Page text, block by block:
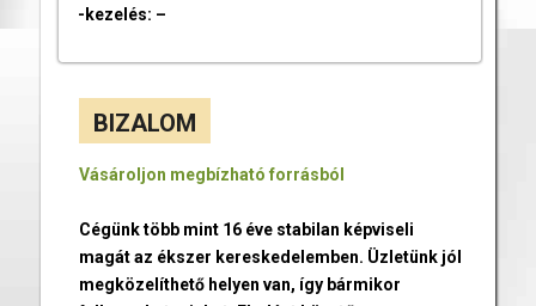
-kezelés: –
BIZALOM
Vásároljon megbízható forrásból
Cégünk több mint 16 éve stabilan képviseli
magát az ékszer kereskedelemben. Üzletünk jól
megközelíthető helyen van, így bármikor